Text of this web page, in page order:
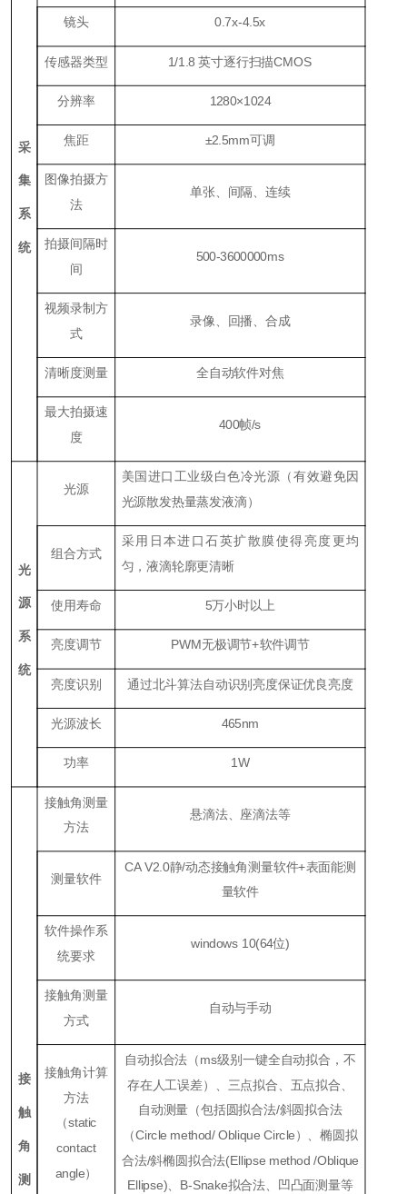
采
集
系
统
镜头 0.7x-4.5x
传感器类型 1/1.8 英寸逐行扫描CMOS
分辨率 1280×1024
焦距 ±2.5mm可调
图像拍摄方
法
单张、间隔、连续
拍摄间隔时
间
500-3600000ms
视频录制方
式
录像、回播、合成
清晰度测量 全自动软件对焦
最大拍摄速
度
400帧/s
光
源
系
统
光源
美国进口工业级白色冷光源（有效避免因
光源散发热量蒸发液滴）
组合方式
采用日本进口石英扩散膜使得亮度更均
匀，液滴轮廓更清晰
使用寿命 5万小时以上
亮度调节 PWM无极调节+软件调节
亮度识别 通过北斗算法自动识别亮度保证优良亮度
光源波长 465nm
功率 1W
接
触
角
测
接触角测量
方法
悬滴法、座滴法等
测量软件
CA V2.0静/动态接触角测量软件+表面能测
量软件
软件操作系
统要求
windows 10(64位)
接触角测量
方式
自动与手动
接触角计算
方法
（static
contact
angle）
自动拟合法（ms级别一键全自动拟合，不
存在人工误差）、三点拟合、五点拟合、
自动测量（包括圆拟合法/斜圆拟合法
（Circle method/ Oblique Circle）、椭圆拟
合法/斜椭圆拟合法(Ellipse method /Oblique
Ellipse)、B-Snake拟合法、凹凸面测量等